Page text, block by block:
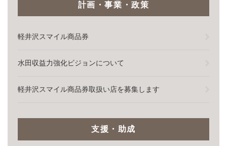
計画・事業・政策
軽井沢スマイル商品券
水田収益力強化ビジョンについて
軽井沢スマイル商品券取扱い店を募集します
支援・助成